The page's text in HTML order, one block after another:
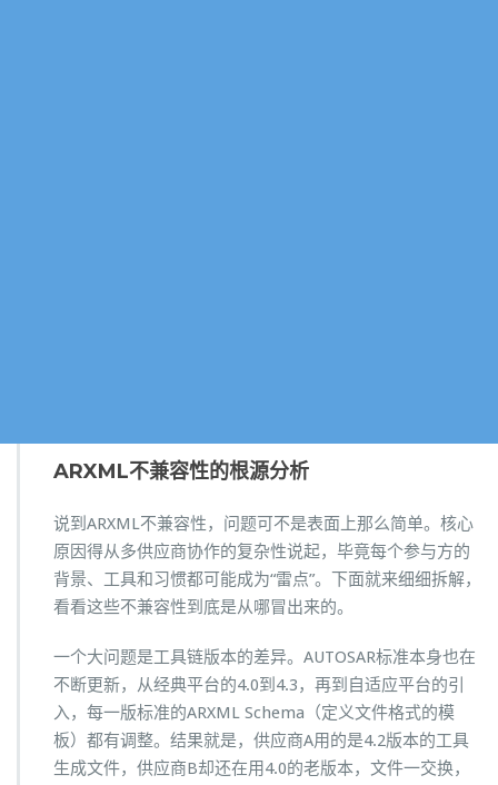
ARXML不兼容性的根源分析
说到ARXML不兼容性，问题可不是表面上那么简单。核心
原因得从多供应商协作的复杂性说起，毕竟每个参与方的
背景、工具和习惯都可能成为“雷点”。下面就来细细拆解，
看看这些不兼容性到底是从哪冒出来的。
一个大问题是工具链版本的差异。AUTOSAR标准本身也在
不断更新，从经典平台的4.0到4.3，再到自适应平台的引
入，每一版标准的ARXML Schema（定义文件格式的模
板）都有调整。结果就是，供应商A用的是4.2版本的工具
生成文件，供应商B却还在用4.0的老版本，文件一交换，